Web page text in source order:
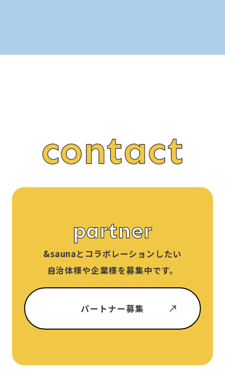
contact
partner
&saunaとコラボレーションしたい
自治体様や企業様を募集中です。
パートナー募集